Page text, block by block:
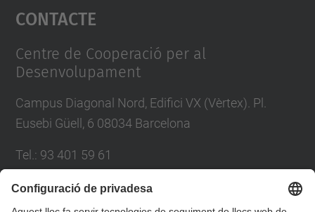
powered by
Contacte
Centre de Cooperació per al
Desenvolupament
Campus Diagonal Nord, Edifici VX (Vèrtex). Pl.
Eusebi Güell, 6 08034 Barcelona
Tel. : 93 401 59 61
E-mail:info.ccd@upc.edu